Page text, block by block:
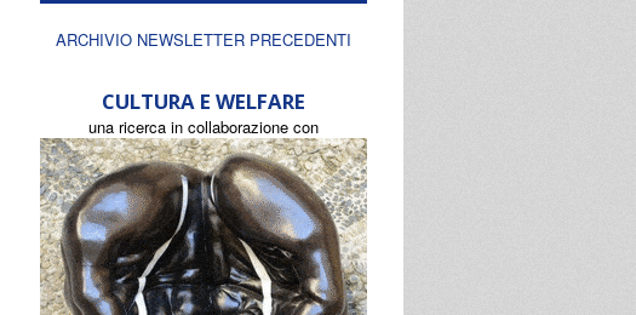
ARCHIVIO NEWSLETTER PRECEDENTI
CULTURA E WELFARE
una ricerca in collaborazione con